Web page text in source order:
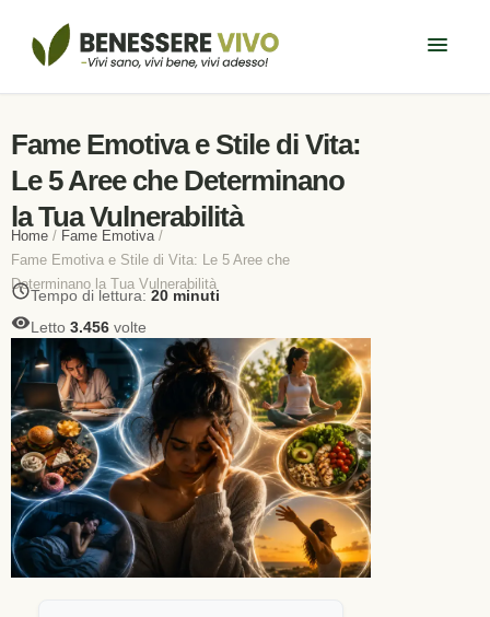
Fame Emotiva e Stile di Vita:
Le 5 Aree che Determinano
la Tua Vulnerabilità
Home / Fame Emotiva /
Fame Emotiva e Stile di Vita: Le 5 Aree che
Determinano la Tua Vulnerabilità
Tempo di lettura:20 minuti
Letto 3.456 volte